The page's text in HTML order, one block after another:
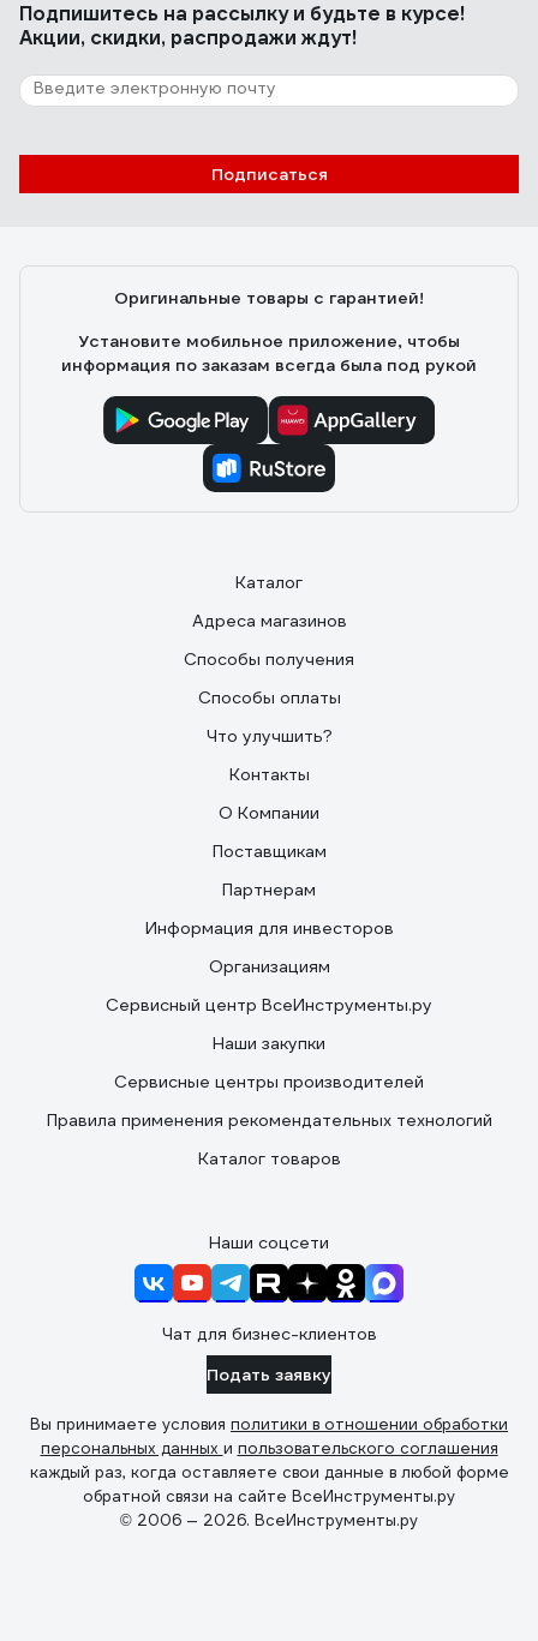
Подпишитесь на рассылкуи будьте в курсе!
Акции, скидки, распродажи ждут!
Подписаться
Оригинальные товары с гарантией!
Установите мобильное приложение, чтобы
информация по заказам всегда была под рукой
Каталог
Адреса магазинов
Способы получения
Способы оплаты
Что улучшить?
Контакты
О Компании
Поставщикам
Партнерам
Информация для инвесторов
Организациям
Сервисный центр ВсеИнструменты.ру
Наши закупки
Сервисные центры производителей
Правила применения рекомендательных технологий
Каталог товаров
Наши соцсети
Чат для бизнес-клиентов
Подать заявку
Вы принимаете условия политики в отношении обработки
персональных данных и пользовательского соглашения
каждый раз, когда оставляете свои данные в любой форме
обратной связи на сайте ВсеИнструменты.ру
© 2006 — 2026. ВсеИнструменты.ру